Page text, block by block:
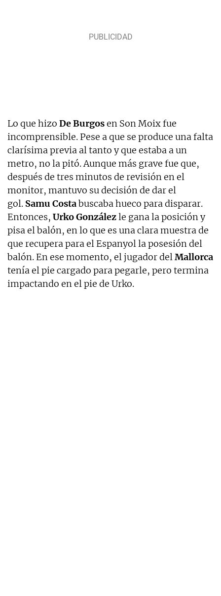
Lo que hizo De Burgosen Son Moix fue
incomprensible. Pese a que se produce una falta
clarísima previa al tanto y que estaba a un
metro, no la pitó. Aunque más grave fue que,
después de tres minutos de revisión en el
monitor, mantuvo su decisión de dar el
gol. Samu Costabuscaba hueco para disparar.
Entonces, Urko Gonzálezle gana la posición y
pisa el balón, en lo que es una clara muestra de
que recupera para el Espanyol la posesión del
balón. En ese momento, el jugador del Mallorca
tenía el pie cargado para pegarle, pero termina
impactando en el pie de Urko.